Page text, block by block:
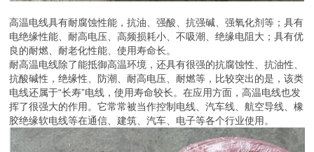
高温电线具有耐腐蚀性能，抗油、强酸、抗强碱、强氧化剂等；具有
电绝缘性能、耐高电压、高频损耗小、不吸潮、绝缘电阻大；具有优
良的耐燃、耐老化性能、使用寿命长。
耐高温电线除了能抵御高温环境，还具有很强的抗腐蚀性、抗油性、
抗酸碱性，绝缘性、防潮、耐高电压、耐燃等，比较突出的是，该类
电线还属于“长寿”电线，使用寿命较长。在应用方面，高温电线也发
挥了很强大的作用。它常常被当作控制电线、汽车线、航空导线、橡
胶绝缘软电线等在通信、建筑、汽车、电子等各个行业使用。